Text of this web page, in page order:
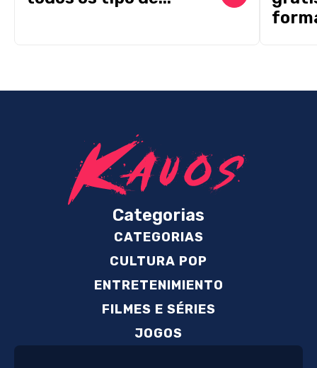
Categorias
CATEGORIAS
CULTURA POP
ENTRETENIMIENTO
FILMES E SÉRIES
JOGOS